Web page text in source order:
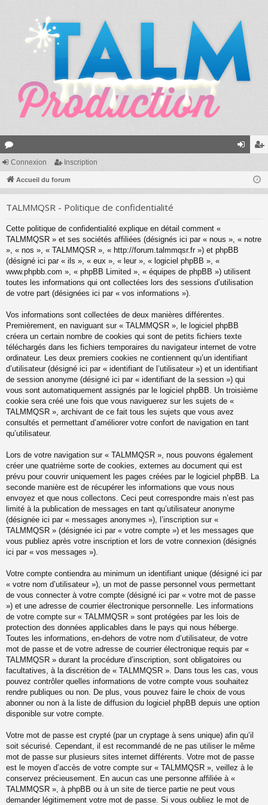
or
u cri
Connexion Inscription
Accueil du forum
TALMMQSR - Politique de confidentialité
Cette politique de confidentialité explique en détail comment «
TALMMQSR » et ses sociétés affiliées (désignés ici par « nous », « notre
», « nos », « TALMMQSR », « http://forum.talmmqsr.fr ») et phpBB
(désigné ici par « ils », « eux », « leur », « logiciel phpBB », «
www.phpbb.com », « phpBB Limited », « équipes de phpBB ») utilisent
toutes les informations qui ont collectées lors des sessions d’utilisation
de votre part (désignées ici par « vos informations »).
Vos informations sont collectées de deux manières différentes.
Premièrement, en naviguant sur « TALMMQSR », le logiciel phpBB
créera un certain nombre de cookies qui sont de petits fichiers texte
téléchargés dans les fichiers temporaires du navigateur internet de votre
ordinateur. Les deux premiers cookies ne contiennent qu’un identifiant
d’utilisateur (désigné ici par « identifiant de l’utilisateur ») et un identifiant
de session anonyme (désigné ici par « identifiant de la session ») qui
vous sont automatiquement assignés par le logiciel phpBB. Un troisième
cookie sera créé une fois que vous naviguerez sur les sujets de «
TALMMQSR », archivant de ce fait tous les sujets que vous avez
consultés et permettant d’améliorer votre confort de navigation en tant
qu’utilisateur.
Lors de votre navigation sur « TALMMQSR », nous pouvons également
créer une quatrième sorte de cookies, externes au document qui est
prévu pour couvrir uniquement les pages créées par le logiciel phpBB. La
seconde manière est de récupérer les informations que vous nous
envoyez et que nous collectons. Ceci peut correspondre mais n’est pas
limité à la publication de messages en tant qu’utilisateur anonyme
(désignée ici par « messages anonymes »), l’inscription sur «
TALMMQSR » (désignée ici par « votre compte ») et les messages que
vous publiez après votre inscription et lors de votre connexion (désignés
ici par « vos messages »).
Votre compte contiendra au minimum un identifiant unique (désigné ici par
« votre nom d’utilisateur »), un mot de passe personnel vous permettant
de vous connecter à votre compte (désigné ici par « votre mot de passe
») et une adresse de courrier électronique personnelle. Les informations
de votre compte sur « TALMMQSR » sont protégées par les lois de
protection des données applicables dans le pays qui nous héberge.
Toutes les informations, en-dehors de votre nom d’utilisateur, de votre
mot de passe et de votre adresse de courrier électronique requis par «
TALMMQSR » durant la procédure d’inscription, sont obligatoires ou
facultatives, à la discrétion de « TALMMQSR ». Dans tous les cas, vous
pouvez contrôler quelles informations de votre compte vous souhaitez
rendre publiques ou non. De plus, vous pouvez faire le choix de vous
abonner ou non à la liste de diffusion du logiciel phpBB depuis une option
disponible sur votre compte.
Votre mot de passe est crypté (par un cryptage à sens unique) afin qu’il
soit sécurisé. Cependant, il est recommandé de ne pas utiliser le même
mot de passe sur plusieurs sites internet différents. Votre mot de passe
est le moyen d’accès de votre compte sur « TALMMQSR », veillez à le
conservez précieusement. En aucun cas une personne affiliée à «
TALMMQSR », à phpBB ou à un site de tierce partie ne peut vous
demander légitimement votre mot de passe. Si vous oubliez le mot de